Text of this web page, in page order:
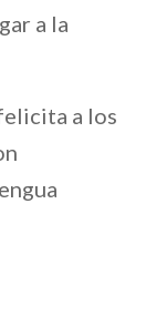
a la
a los